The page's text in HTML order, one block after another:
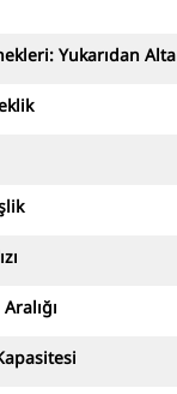
Yukarıdan Alta